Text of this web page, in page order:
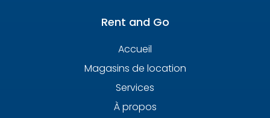
Rent and Go
Accueil
Magasins de location
Services
À propos